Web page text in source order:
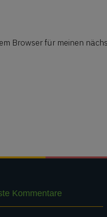
Browser für meinen
Kommentare